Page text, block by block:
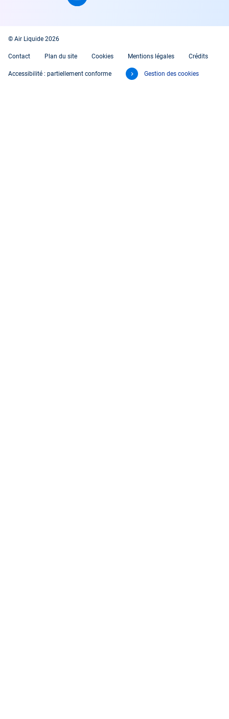
© Air Liquide 2026
Contact Plan du site Cookies Mentions légales Crédits
Accessibilité : partiellement conforme Gestion des cookies